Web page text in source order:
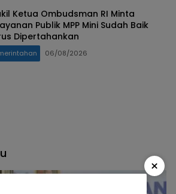
Ketua Ombudsman RI Minta
Publik MPP Mini Sudah Baik
Dipertahankan
06/08/2026
×